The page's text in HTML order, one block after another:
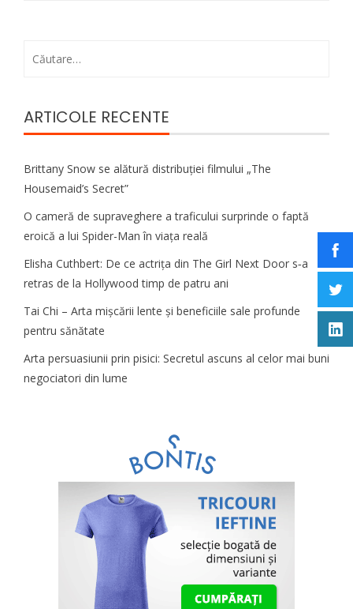
ARTICOLE RECENTE
Brittany Snow se alătură distribuției filmului „The
Housemaid’s Secret”
O cameră de supraveghere a traficului surprinde o faptă
eroică a lui Spider-Man în viața reală
Elisha Cuthbert: De ce actrița din The Girl Next Door s‑a
retras de la Hollywood timp de patru ani
Tai Chi – Arta mișcării lente și beneficiile sale profunde
pentru sănătate
Arta persuasiunii prin pisici: Secretul ascuns al celor mai buni
negociatori din lume